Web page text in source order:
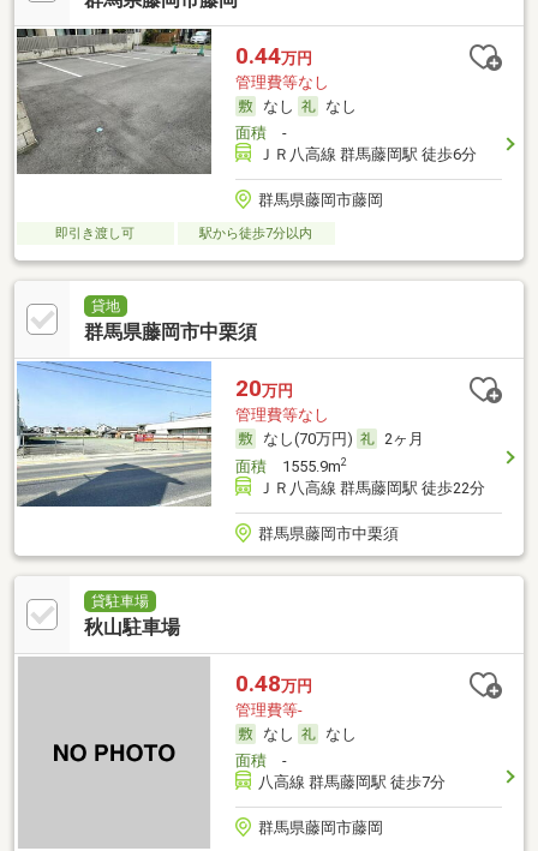
0.44万円
管理費等なし
なし
なし
面積-
ＪＲ八高線 群馬藤岡駅 徒歩6分
群馬県藤岡市藤岡
即引き渡し可 駅から徒歩7分以内
貸地
群馬県藤岡市中栗須
20万円
管理費等なし
なし(70万円)
2ヶ月
面積1555.9m2
ＪＲ八高線 群馬藤岡駅 徒歩22分
群馬県藤岡市中栗須
貸駐車場
秋山駐車場
0.48万円
管理費等-
なし
なし
面積-
八高線 群馬藤岡駅 徒歩7分
群馬県藤岡市藤岡